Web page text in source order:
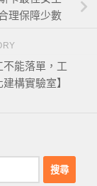
理保障少數
不能落單，工
構實驗室】